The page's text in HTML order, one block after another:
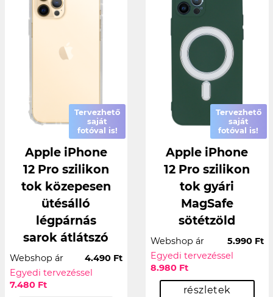
Tervezhető
saját
fotóval is!
Apple iPhone
12 Pro szilikon
tok közepesen
ütésálló
légpárnás
sarok átlátszó
Webshop ár
4.490 Ft
Egyedi tervezéssel
7.480 Ft
Tervezhető
saját
fotóval is!
Apple iPhone
12 Pro szilikon
tok gyári
MagSafe
sötétzöld
Webshop ár
5.990 Ft
Egyedi tervezéssel
8.980 Ft
részletek